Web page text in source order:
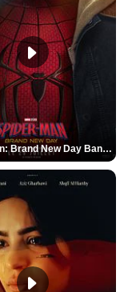
Spider-Man: Brand New Day Bande-annonce VO STFR